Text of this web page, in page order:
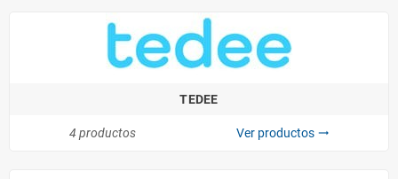
TEDEE
4 productos Ver productos trending_flat